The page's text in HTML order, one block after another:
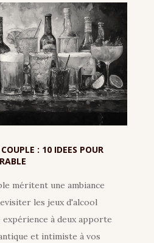
: 10 IDEES POUR
méritent une ambiance
les jeux d'alcool
expérience à deux apporte
et intimiste à vos